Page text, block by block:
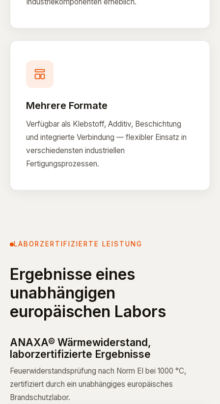
Mehrere Formate
Verfügbar als Klebstoff, Additiv, Beschichtung
und integrierte Verbindung — flexibler Einsatz in
verschiedensten industriellen
Fertigungsprozessen.
LABORZERTIFIZIERTE LEISTUNG
Ergebnisse eines
unabhängigen
europäischen Labors
ANAXA® Wärmewiderstand,
laborzertifizierte Ergebnisse
Feuerwiderstandsprüfung nach Norm EI bei 1000 °C,
zertifiziert durch ein unabhängiges europäisches
Brandschutzlabor.